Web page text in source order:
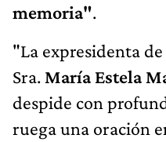
memoria".
"La expresidenta
Sra. María Estela
despide con
ruega una oración